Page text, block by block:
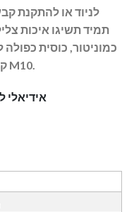
תמיד תשיגו איכות
כמוניטור, כוסית
מארז ABS קשיח, ניתן לתליה ע”י ברגי M10.